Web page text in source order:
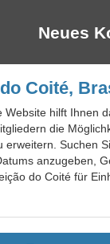
Neues
Coité,
hilft Ihnen
die
Suchen
anzugeben,
do Coité für